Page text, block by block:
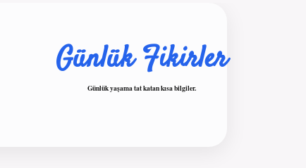
Günlük Fikirler
Günlük yaşama tat katan kısa bilgiler.